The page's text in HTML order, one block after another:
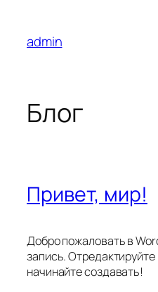
содержимому
admin
Блог
Привет, мир!
Добро пожаловать в
запись.
начинайте создавать!